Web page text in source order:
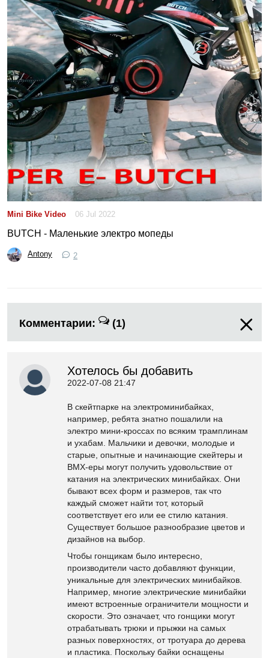
Mini Bike Video 06 Jul 2022
BUTCH - Маленькие электро мопеды
Antony 2
Комментарии: (1)
Хотелось бы добавить
2022-07-08 21:47
В скейтпарке на электроминибайках,
например, ребята знатно пошалили на
электро мини-кроссах по всяким трамплинам
и ухабам. Мальчики и девочки, молодые и
старые, опытные и начинающие скейтеры и
BMX-еры могут получить удовольствие от
катания на электрических минибайках. Они
бывают всех форм и размеров, так что
каждый сможет найти тот, который
соответствует его или ее стилю катания.
Существует большое разнообразие цветов и
дизайнов на выбор.
Чтобы гонщикам было интересно,
производители часто добавляют функции,
уникальные для электрических минибайков.
Например, многие электрические минибайки
имеют встроенные ограничители мощности и
скорости. Это означает, что гонщики могут
отрабатывать трюки и прыжки на самых
разных поверхностях, от тротуара до дерева
и пластика. Поскольку байки оснащены